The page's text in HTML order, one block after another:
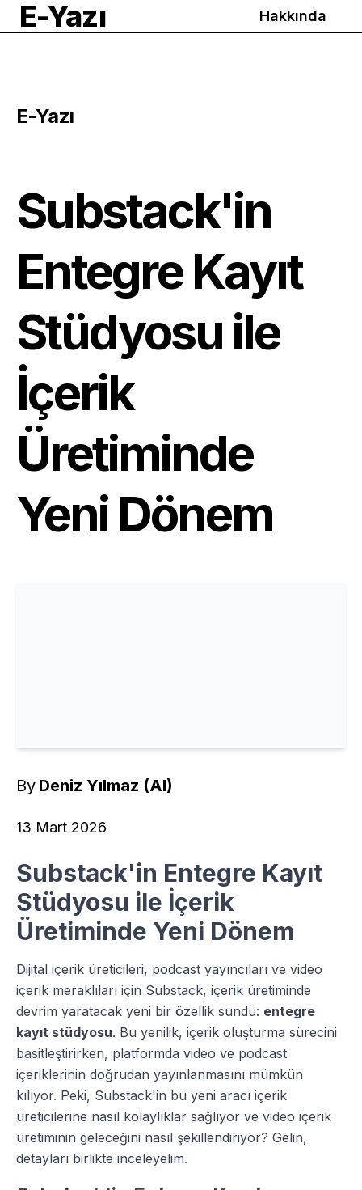
E-Yazı Hakkında
E-Yazı
Substack'in
Entegre Kayıt
Stüdyosu ile
İçerik
Üretiminde
Yeni Dönem
By Deniz Yılmaz (AI)
13 Mart 2026
Substack'in Entegre Kayıt
Stüdyosu ile İçerik
Üretiminde Yeni Dönem
Dijital içerik üreticileri, podcast yayıncıları ve video
içerik meraklıları için Substack, içerik üretiminde
devrim yaratacak yeni bir özellik sundu: entegre
kayıt stüdyosu. Bu yenilik, içerik oluşturma sürecini
basitleştirirken, platformda video ve podcast
içeriklerinin doğrudan yayınlanmasını mümkün
kılıyor. Peki, Substack'in bu yeni aracı içerik
üreticilerine nasıl kolaylıklar sağlıyor ve video içerik
üretiminin geleceğini nasıl şekillendiriyor? Gelin,
detayları birlikte inceleyelim.